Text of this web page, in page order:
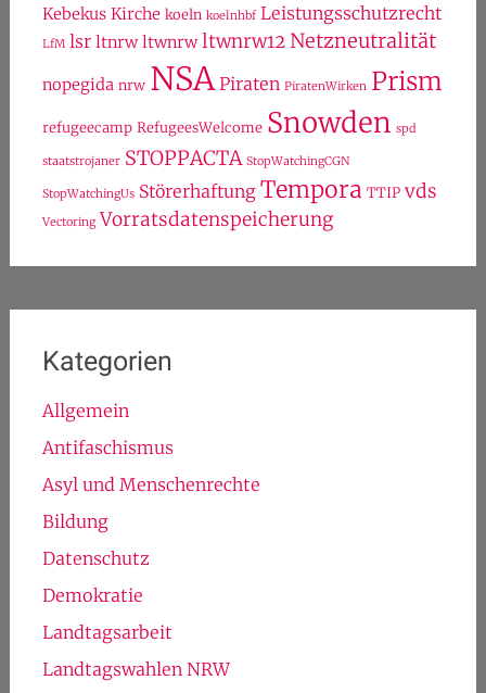
Kebekus Kirche koeln koelnhbf Leistungsschutzrecht
LfM lsr ltnrw ltwnrw ltwnrw12 Netzneutralität
nopegida nrw NSA Piraten PiratenWirken Prism
refugeecamp RefugeesWelcome Snowden spd
staatstrojaner STOPPACTA StopWatchingCGN
StopWatchingUs Störerhaftung Tempora TTIP vds
Vectoring Vorratsdatenspeicherung
Kategorien
Allgemein
Antifaschismus
Asyl und Menschenrechte
Bildung
Datenschutz
Demokratie
Landtagsarbeit
Landtagswahlen NRW